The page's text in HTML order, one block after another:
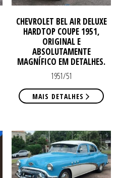
CHEVROLET BEL AIR DELUXE
HARDTOP COUPE 1951,
ORIGINAL E
ABSOLUTAMENTE
MAGNÍFICO EM DETALHES.
1951/51
MAIS DETALHES